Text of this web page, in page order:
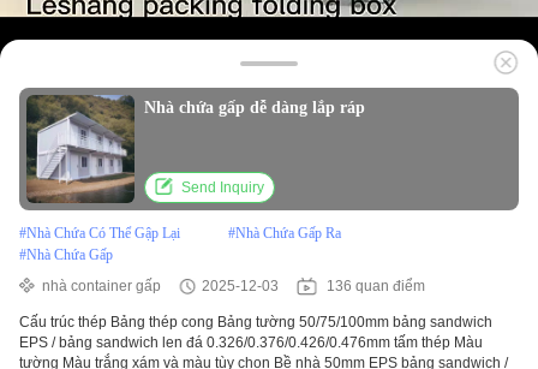
Nhà chứa gấp dễ dàng lắp ráp
Send Inquiry
#Nhà Chứa Có Thể Gập Lại #Nhà Chứa Gấp Ra
#Nhà Chứa Gấp
nhà container gấp
2025-12-03 136 quan điểm
Cấu trúc thép Bảng thép cong Bảng tường 50/75/100mm bảng sandwich
EPS / bảng sandwich len đá 0.326/0.376/0.426/0.476mm tấm thép Màu
tường Màu trắng xám và màu tùy chọn Bề nhà 50mm EPS bảng sandwich /